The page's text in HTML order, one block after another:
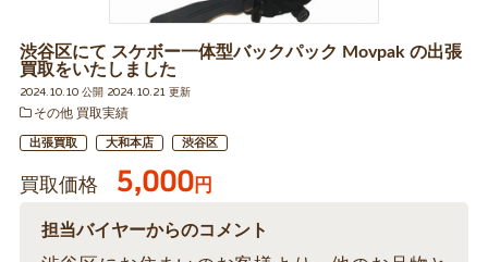
渋谷区にて スケボー一体型バックパック Movpak の出張
買取をいたしました
2024.10.10 公開 2024.10.21 更新
その他 買取実績
出張買取 大和本店 渋谷区
買取価格 5,000円
担当バイヤーからのコメント